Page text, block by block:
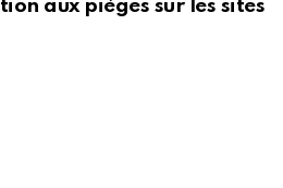
aux pièges sur les sites